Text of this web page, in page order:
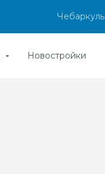
Чебаркуль
Новостройки